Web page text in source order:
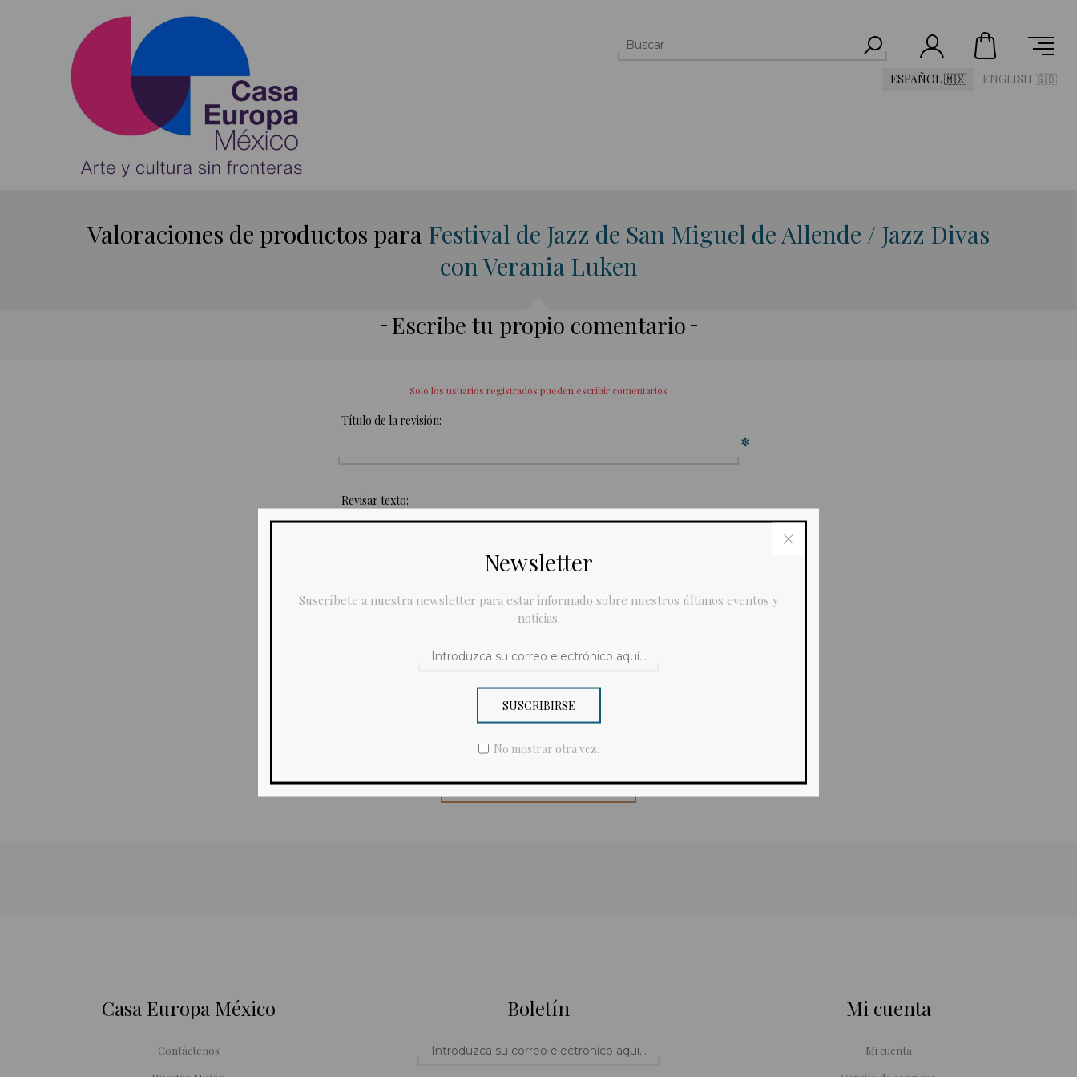
ESPAÑOL 🇲🇽 ENGLISH 🇬🇧
Valoraciones de productos para Festival de Jazz de San Miguel de Allende / Jazz Divas
con Verania Luken
Escribe tu propio comentario
Solo los usuarios registrados pueden escribir comentarios
Título de la revisión:
*
Revisar texto:
*
Valorar:
Enviar comentario
Casa Europa México
Contáctenos
Boletín Mi cuenta
Mi cuenta
Newsletter
Suscríbete a nuestra newsletter para estar informado sobre nuestros últimos eventos y
noticias.
SUSCRIBIRSE
No mostrar otra vez.